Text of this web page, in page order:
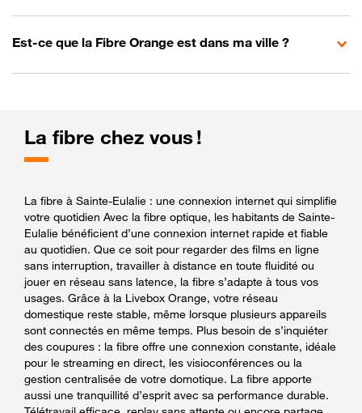
Est-ce que la Fibre Orange est dans ma ville ?
La fibre chez vous !
La fibre à Sainte-Eulalie : une connexion internet qui simplifie
votre quotidien Avec la fibre optique, les habitants de Sainte-
Eulalie bénéficient d’une connexion internet rapide et fiable
au quotidien. Que ce soit pour regarder des films en ligne
sans interruption, travailler à distance en toute fluidité ou
jouer en réseau sans latence, la fibre s’adapte à tous vos
usages. Grâce à la Livebox Orange, votre réseau
domestique reste stable, même lorsque plusieurs appareils
sont connectés en même temps. Plus besoin de s’inquiéter
des coupures : la fibre offre une connexion constante, idéale
pour le streaming en direct, les visioconférences ou la
gestion centralisée de votre domotique. La fibre apporte
aussi une tranquillité d’esprit avec sa performance durable.